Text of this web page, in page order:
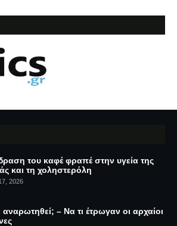
του καφέ φραπέ στην υγεία της
και τη χοληστερόλη
2026
αναρωτηθεί; – Να τι έτρωγαν οι αρχαίοι